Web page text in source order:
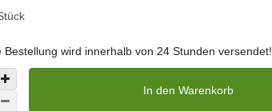
Bestellung wird innerhalb von 24 Stunden versendet!
In den Warenkorb